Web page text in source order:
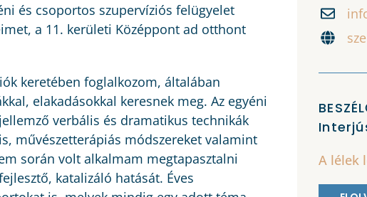
és csoportos szupervíziós felügyelet
a 11. kerületi Középpont ad otthont
keretében foglalkozom, általában
elakadásokkal keresnek meg. Az egyéni
verbális és dramatikus technikák
művészetterápiás módszereket valamint
során volt alkalmam megtapasztalni
katalizáló hatását. Éves
A lélek